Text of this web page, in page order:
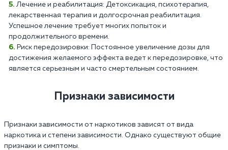
Лечение и реабилитация: Детоксикация, психотерапия,
лекарственная терапия и долгосрочная реабилитация.
Успешное лечение требует многих попыток и
продолжительного времени.
Риск передозировки: Постоянное увеличение дозы для
достижения желаемого эффекта ведет к передозировке, что
является серьезным и часто смертельным состоянием.
Признаки зависимости
Признаки зависимости от наркотиков зависят от вида
наркотика и степени зависимости. Однако существуют общие
признаки и симптомы.